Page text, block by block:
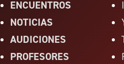
ENCUENTROS
NOTICIAS
AUDICIONES
PROFESORES